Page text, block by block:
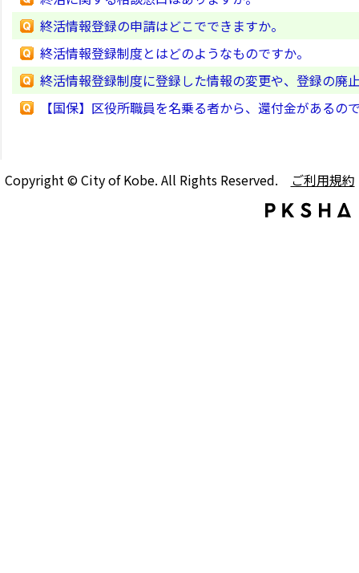
終活情報登録の申請はどこでできますか。
終活情報登録制度とはどのようなものですか。
終活情報登録制度に登録した情報の変更や、登録の廃
【国保】区役所職員を名乗る者から、還付金がある
Copyright © City of Kobe. All Rights Reserved. ご利用規約